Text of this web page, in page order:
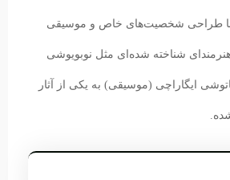
طراحی شخصیت‌های خاص و موسیقی
شناخته شده‌ای مثل نوبویوشی
ایگاراچی (موسیقی) به یکی از آثار